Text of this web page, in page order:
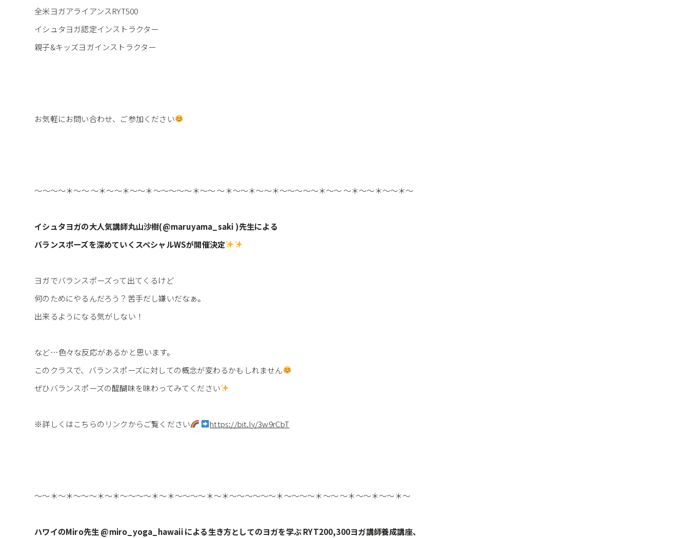
全米ヨガアライアンスRYT500
イシュタヨガ認定インストラクター
親子&キッズヨガインストラクター⁡
お気軽にお問い合わせ、ご参加ください
⁡～～～～＊～～ ～＊～～＊～～＊～～～～～＊～～ ～＊～～＊～～＊～～～～～＊～～ ～＊～～＊～～＊～
イシュタヨガの大人気講師丸山沙樹(@maruyama_saki )先生による
バランスポーズを深めていくスペシャルWSが開催決定
ヨガでバランスポーズって出てくるけど
何のためにやるんだろう？苦手だし嫌いだなぁ。
出来るようになる気がしない！
など…色々な反応があるかと思います。
このクラスで、バランスポーズに対しての概念が変わるかもしれません
ぜひバランスポーズの醍醐味を味わってみてください
※詳しくはこちらのリンクからご覧ください https://bit.ly/3w9rCbT
～～＊～＊～～～＊～＊～～～～＊～＊～～～～＊～＊～～～～～～＊～～～～＊～～ ～＊～～＊～～＊～
ハワイのMiro先生 @miro_yoga_hawaii による生き方としてのヨガを学ぶ RYT200,300ヨガ講師養成講座、